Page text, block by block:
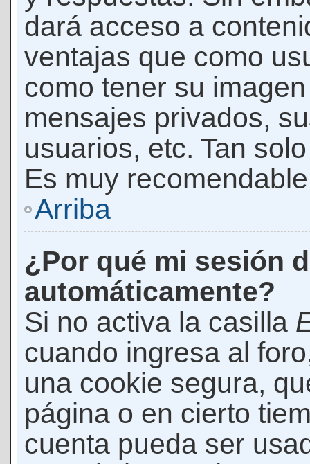
dará acceso a
ventajas que como
como tener su
mensajes privados,
usuarios, etc. Tan
Es muy
Arriba
¿Por qué mi sesión
automáticamente?
Si no activa la casilla
cuando ingresa al
una cookie segura,
página o en cierto
cuenta pueda ser